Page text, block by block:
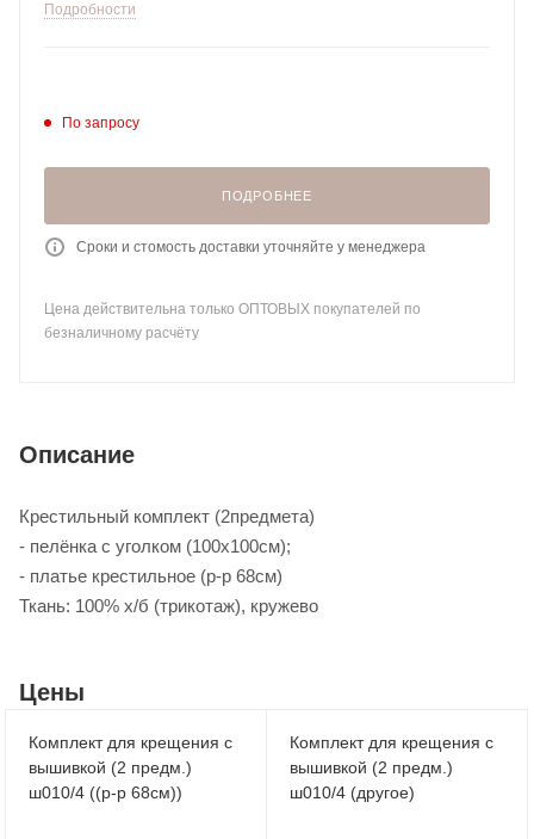
Подробности
По запросу
ПОДРОБНЕЕ
Сроки и стомость доставки уточняйте у менеджера
Цена действительна только ОПТОВЫХ покупателей по
безналичному расчёту
Описание
Крестильный комплект (2предмета)
- пелёнка с уголком (100х100см);
- платье крестильное (р-р 68см)
Ткань: 100% х/б (трикотаж), кружево
Цены
Комплект для крещения с
вышивкой (2 предм.)
ш010/4 ((р-р 68см))
Комплект для крещения с
вышивкой (2 предм.)
ш010/4 (другое)